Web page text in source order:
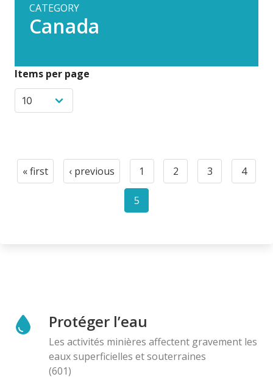
CATEGORY
Canada
Items per page
Pagination
First
« first
Previous
‹ previous
Page
1
Page
2
Page
3
Page
4
Current
5
Protéger l’eau
Les activités minières affectent gravement les
eaux superficielles et souterraines
(601)